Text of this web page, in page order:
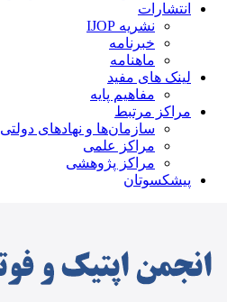
انتشارات
نشریه IJOP
خبرنامه
ماهنامه
لینک های مفید
مفاهیم پایه
مراکز مرتبط
سازمان‌ها و نهادهای دولتی
مراکز علمی
مراکز پژوهشی
پیشکسوتان